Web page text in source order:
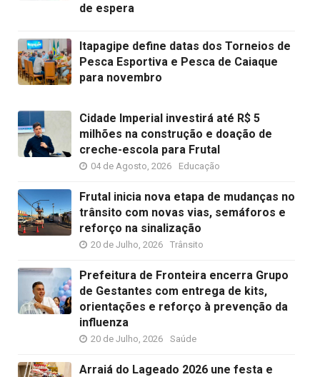
de espera
Itapagipe define datas dos Torneios de
Pesca Esportiva e Pesca de Caiaque
para novembro
Cidade Imperial investirá até R$ 5
milhões na construção e doação de
creche-escola para Frutal
04 de Agosto, 2026 Educação
Frutal inicia nova etapa de mudanças no
trânsito com novas vias, semáforos e
reforço na sinalização
20 de Julho, 2026 Trânsito
Prefeitura de Fronteira encerra Grupo
de Gestantes com entrega de kits,
orientações e reforço à prevenção da
influenza
20 de Julho, 2026 Saúde
Arraiá do Lageado 2026 une festa e